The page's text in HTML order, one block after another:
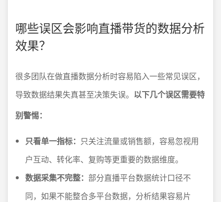
哪些误区会影响直播带货的数据分析
效果？
很多团队在做直播数据分析时容易陷入一些常见误区，
导致数据结果失真甚至决策失误。 以下几个误区需要特
别警惕：
只看单一指标： 只关注流量或销售额，容易忽视用
户互动、转化率、复购等更重要的数据维度。
数据采集不完整： 部分直播平台数据统计口径不
同，如果不能整合多平台数据，分析结果容易片